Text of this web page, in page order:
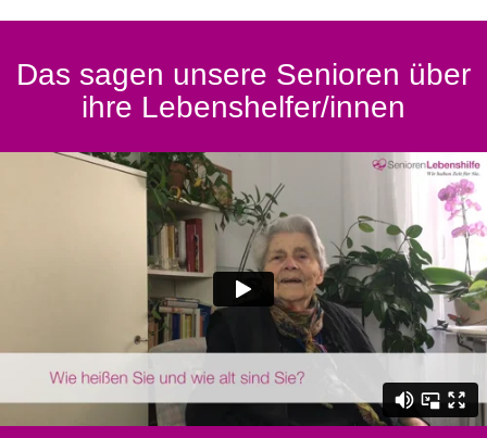
Das sagen unsere Senioren über
ihre Lebenshelfer/innen